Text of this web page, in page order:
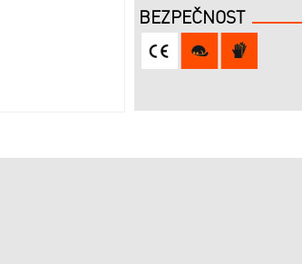
BEZPEČNOST